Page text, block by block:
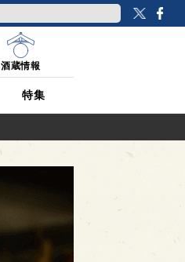
特集
酒蔵情報